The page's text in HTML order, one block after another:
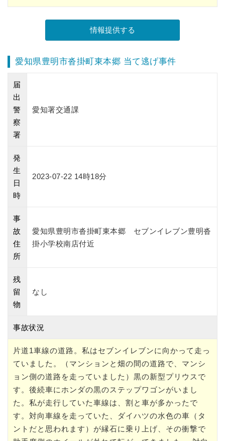
愛知県豊明市沓掛町東本郷 当て逃げ事件
届
出
警
察
署
愛知署交通課
発
生
日
時
2023-07-22 14時18分
事
故
住
所
愛知県豊明市沓掛町東本郷 セブンイレブン豊明沓
掛小学校南店付近
残
留
物
なし
事故状況
片道1車線の道路。私はセブンイレブンに向かって走っ
ていました。（マンションと畑の間の道路で、マンシ
ョン側の道路を走っていました）黒の新型プリウスで
す。後続車にホンダの黒のステップワゴンがいまし
た。私が走行していた車線は、割と車が多かったで
す。対向車線を走っていた、ダイハツの水色の車（タ
ントだと思われます）が縁石に乗り上げ、その衝撃で